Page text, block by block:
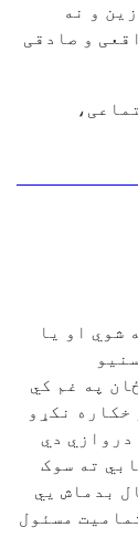
و نه
و صادقی
شوي او يا
په غم کي
خکاره نکړو
دروازي دي
ته سوک
بدماش يي
مسئول